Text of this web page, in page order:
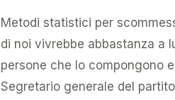
Metodi statistici per
di noi vivrebbe abbastanza a
persone che lo compongono
Segretario generale del